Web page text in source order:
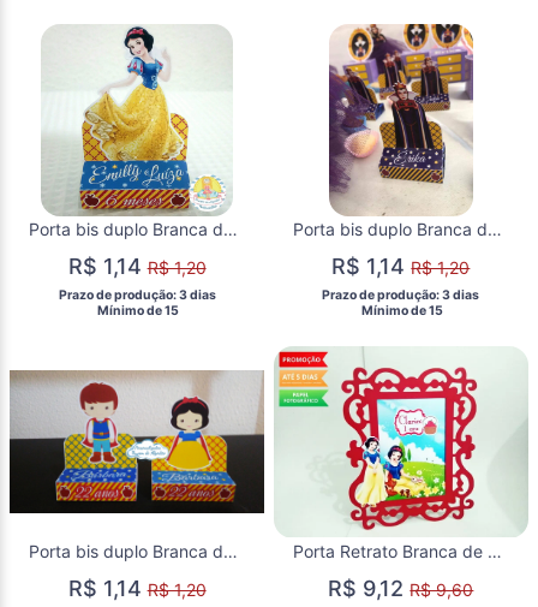
Porta bis duplo Branca de neve
R$ 1,14R$ 1,20
Prazo de produção: 3 dias
  Mínimo de 15
Porta bis duplo Branca de neve - Madrasta
R$ 1,14R$ 1,20
Prazo de produção: 3 dias
  Mínimo de 15
Porta bis duplo Branca de neve
R$ 1,14R$ 1,20
Porta Retrato Branca de neve e os sete anões
R$ 9,12R$ 9,60